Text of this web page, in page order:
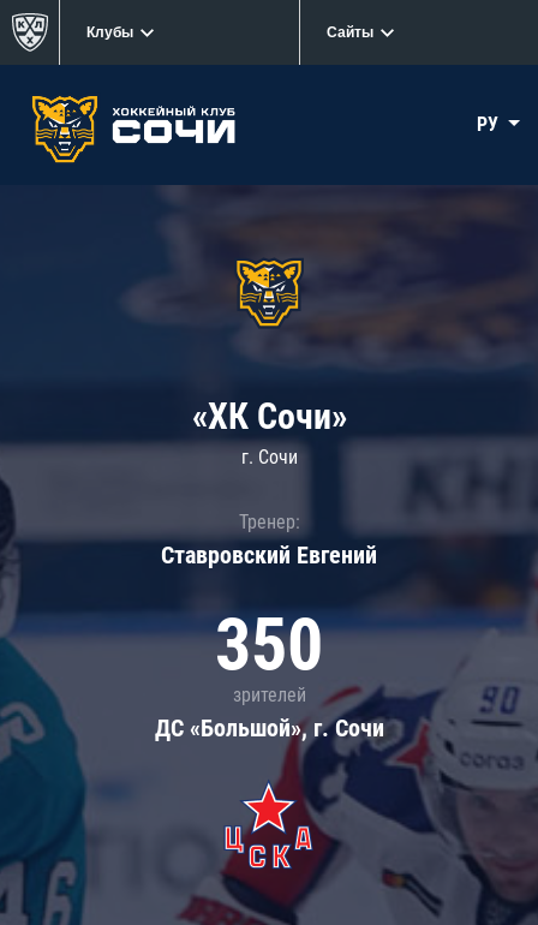
Клубы Сайты
РУ
«ХК Сочи»
г. Сочи
Тренер:
Ставровский Евгений
350
зрителей
ДС «Большой», г. Сочи